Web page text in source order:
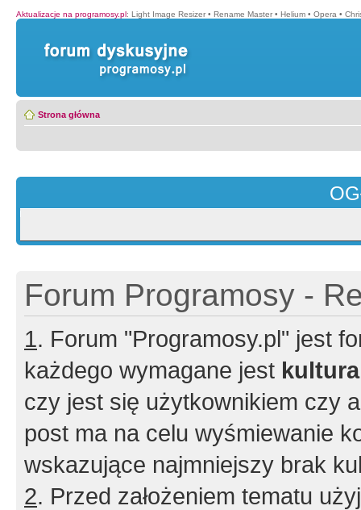
Aktualizacje na programosy.pl: Light Image Resizer • Rename Master • Helium • Opera •
Strona główna
Forum Programosy -
1. Forum "Programosy.pl" jest
każdego wymagane jest
czy jest się użytkownikiem czy
post ma na celu wyśmiewanie
wskazujące najmniejszy brak
2. Przed założeniem tematu